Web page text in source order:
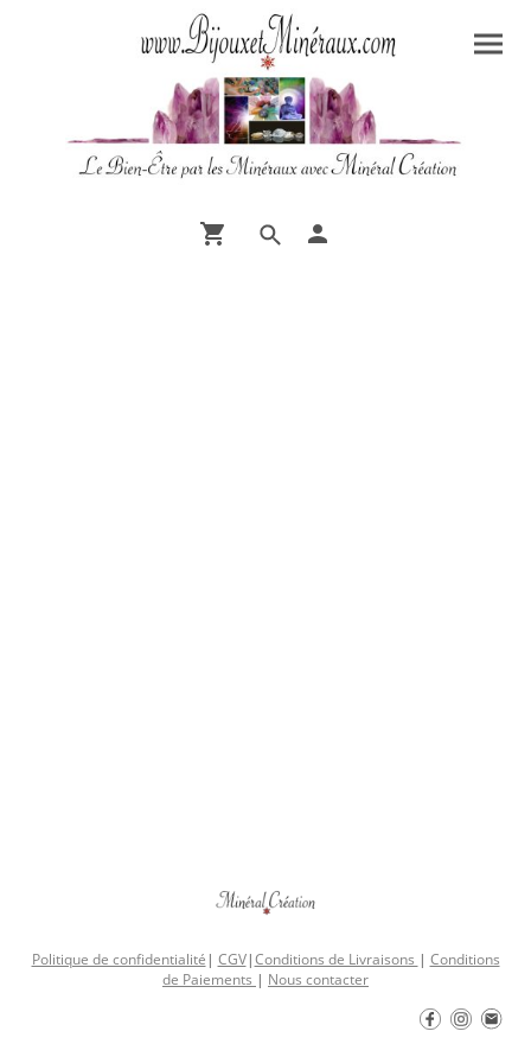
Politique de confidentialité | CGV|Conditions de Livraisons | Conditions
de Paiements | Nous contacter